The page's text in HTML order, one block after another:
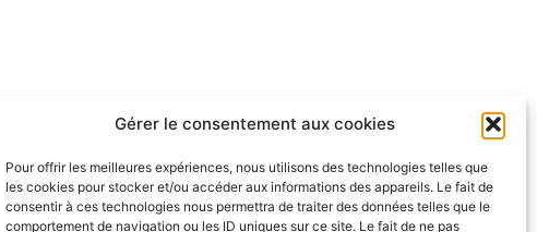
Gérer le consentement aux cookies
Pour offrir les meilleures expériences, nous utilisons des technologies telles que
les cookies pour stocker et/ou accéder aux informations des appareils. Le fait de
consentir à ces technologies nous permettra de traiter des données telles que le
comportement de navigation ou les ID uniques sur ce site. Le fait de ne pas